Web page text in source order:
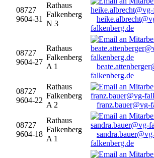
08727
9604-31
Rathaus
Falkenberg
N 3
falkenberg.de
08727
9604-27
Rathaus
Falkenberg
A 1
falkenberg.de
08727
9604-22
Rathaus
Falkenberg
A 2
franz.bauer@vg-
08727
9604-18
Rathaus
Falkenberg
A 1
falkenberg.de